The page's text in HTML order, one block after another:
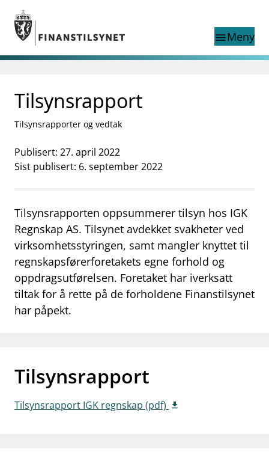
Gå til hovedinnhold
Gå til søkesiden
menuMeny
nettstedet
language
English
exist in English
English home page
Aktuelt
Finanstilsynets registre
supervisor_accountForbrukerinformasjon
businessOm Finanstilsynet
mail_outlineKontakt oss
work_outline Jobb hos oss
dashboard Informasjon for investorer
Tilsynsrapport
Tilsynsrapporter og vedtak
Publisert: 27. april 2022
Sist publisert: 6. september 2022
Tilsynsrapporten oppsummerer tilsyn hos IGK
Regnskap AS. Tilsynet avdekket svakheter ved
virksomhetsstyringen, samt mangler knyttet til
regnskapsførerforetakets egne forhold og
oppdragsutførelsen. Foretaket har iverksatt
tiltak for å rette på de forholdene Finanstilsynet
har påpekt.
Tilsynsrapport
Tilsynsrapport IGK regnskap (pdf)